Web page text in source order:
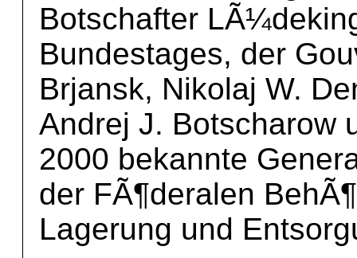
Botschafter
Bundestages, der
Brjansk, Nikolaj W.
Andrej J. Botscharow
2000 bekannte
der FÃ¶deralen
Lagerung und